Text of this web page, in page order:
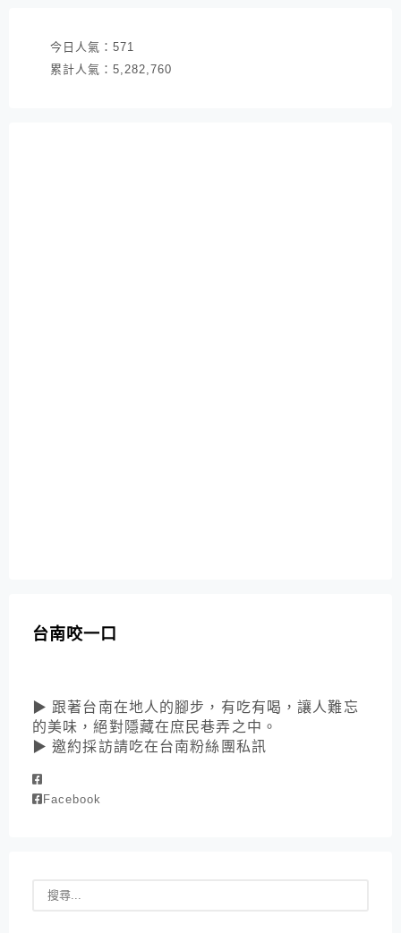
今日人氣： 571
累計人氣： 5,282,760
台南咬一口
▶ 跟著台南在地人的腳步，有吃有喝，讓人難忘
的美味，絕對隱藏在庶民巷弄之中。
▶ 邀約採訪請吃在台南粉絲團私訊
Facebook